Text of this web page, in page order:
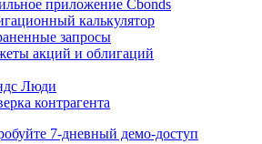
XLS
приложение Cbonds
калькулятор
запросы